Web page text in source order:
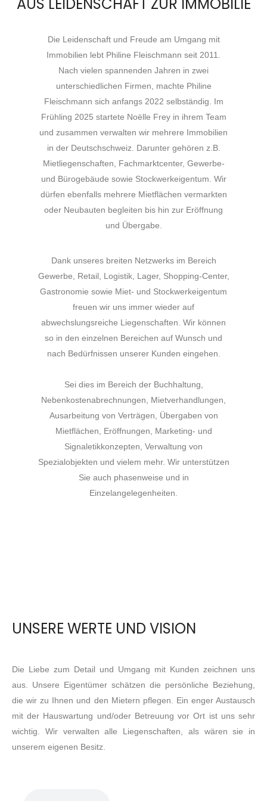
Die Leidenschaft und Freude am Umgang mit
Immobilien lebt Philine Fleischmann seit 2011.
Nach vielen spannenden Jahren in zwei
unterschiedlichen Firmen, machte Philine
Fleischmann sich anfangs 2022 selbständig. Im
Frühling 2025 startete Noëlle Frey in ihrem Team
und zusammen verwalten wir mehrere Immobilien
in der Deutschschweiz. Darunter gehören z.B.
Mietliegenschaften, Fachmarktcenter, Gewerbe-
und Bürogebäude sowie Stockwerkeigentum. Wir
dürfen ebenfalls mehrere Mietflächen vermarkten
oder Neubauten begleiten bis hin zur Eröffnung
und Übergabe.
Dank unseres breiten Netzwerks im Bereich
Gewerbe, Retail, Logistik, Lager, Shopping-Center,
Gastronomie sowie Miet- und Stockwerkeigentum
freuen wir uns immer wieder auf
abwechslungsreiche Liegenschaften. Wir können
so in den einzelnen Bereichen auf Wunsch und
nach Bedürfnissen unserer Kunden eingehen.
Sei dies im Bereich der Buchhaltung,
Nebenkostenabrechnungen, Mietverhandlungen,
Ausarbeitung von Verträgen, Übergaben von
Mietflächen, Eröffnungen, Marketing- und
Signaletikkonzepten, Verwaltung von
Spezialobjekten und vielem mehr. Wir unterstützen
Sie auch phasenweise und in
Einzelangelegenheiten.
UNSERE WERTE UND VISION
Die Liebe zum Detail und Umgang mit Kunden zeichnen uns
aus. Unsere Eigentümer schätzen die persönliche Beziehung,
die wir zu Ihnen und den Mietern pflegen. Ein enger Austausch
mit der Hauswartung und/oder Betreuung vor Ort ist uns sehr
wichtig. Wir verwalten alle Liegenschaften, als wären sie in
unserem eigenen Besitz.